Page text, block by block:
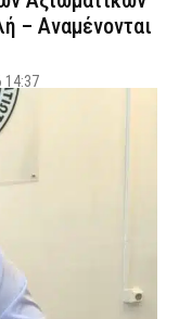
– Αναμένονται
14:37